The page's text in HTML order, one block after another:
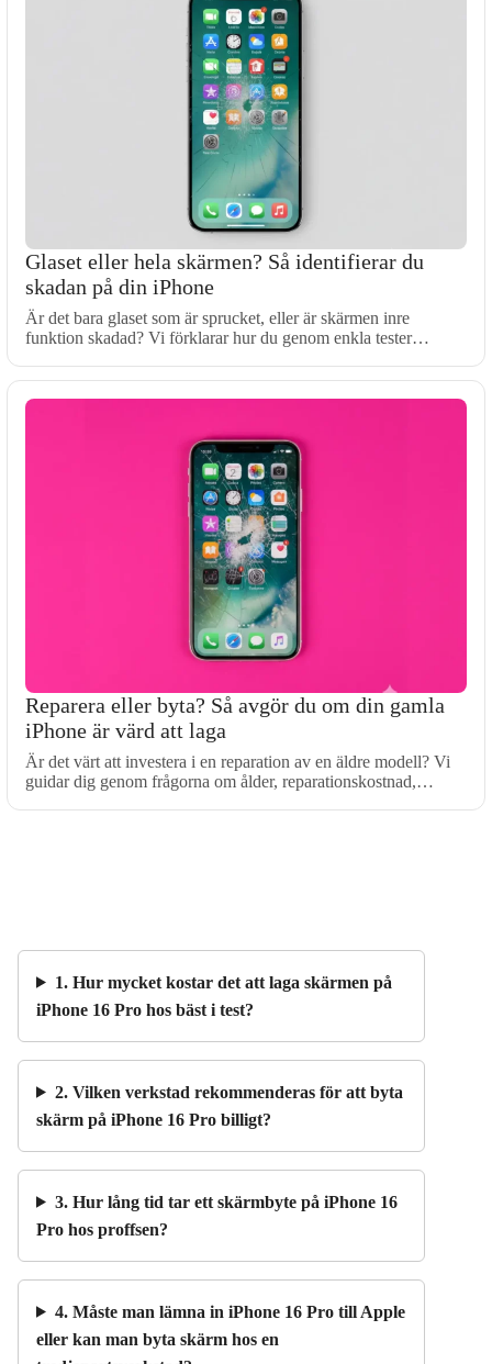
Glaset eller hela skärmen? Så identifierar du
skadan på din iPhone
Är det bara glaset som är sprucket, eller är skärmen inre
funktion skadad? Vi förklarar hur du genom enkla tester…
Reparera eller byta? Så avgör du om din gamla
iPhone är värd att laga
Är det värt att investera i en reparation av en äldre modell? Vi
guidar dig genom frågorna om ålder, reparationskostnad,…
1. Hur mycket kostar det att laga skärmen på
iPhone 16 Pro hos bäst i test?
2. Vilken verkstad rekommenderas för att byta
skärm på iPhone 16 Pro billigt?
3. Hur lång tid tar ett skärmbyte på iPhone 16
Pro hos proffsen?
4. Måste man lämna in iPhone 16 Pro till Apple
eller kan man byta skärm hos en